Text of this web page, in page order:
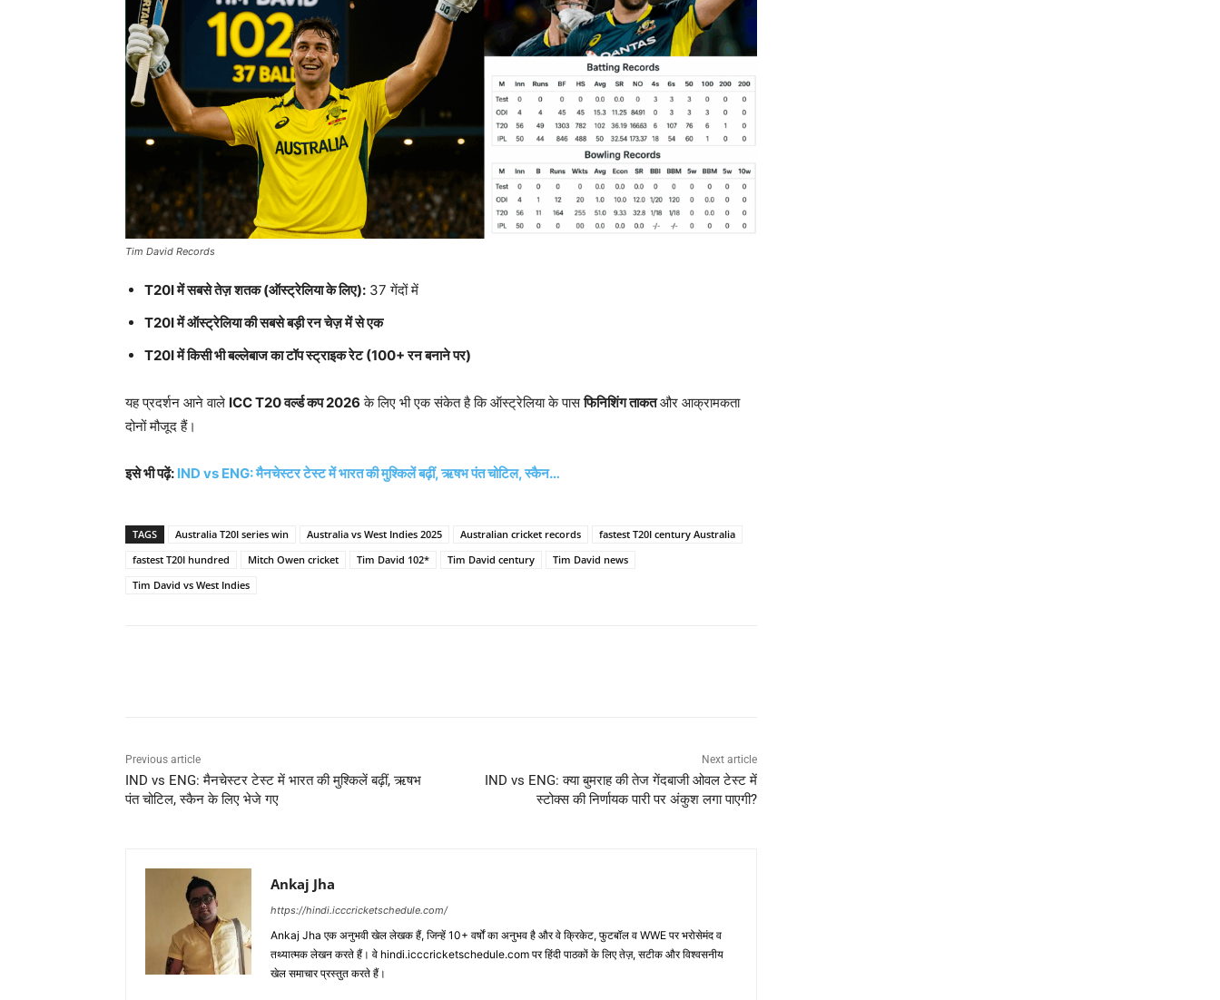
Tim David Records
T20Iमें सबसे तेज़ शतक (ऑस्ट्रेलिया के लिए): 37 गेंदों में
T20Iमें ऑस्ट्रेलिया की सबसे बड़ी रन चेज़ में से एक
T20Iमें किसी भी बल्लेबाज का टॉप स्ट्राइक रेट (100+रन बनाने पर)
यह प्रदर्शन आने वाले ICC T20वर्ल्ड कप 2026 के लिए भी एक संकेत है कि ऑस्ट्रेलिया के पासफिनिशिंग ताकतऔर आक्रामकता
दोनों मौजूद हैं।
इसे भी पढ़ें: IND vs ENG: मैनचेस्टर टेस्ट में भारत की मुश्किलें बढ़ीं, ऋषभ पंत चोटिल, स्कैन…
TAGS Australia T20I series win Australia vs West Indies 2025 Australian cricket records
fastest T20I century Australia
fastest T20I hundred
Mitch Owen cricket Tim David 102* Tim David century
Tim David news
Tim David vs West Indies
Previous article
IND vs ENG: मैनचेस्टर टेस्ट में भारत की मुश्किलें बढ़ीं, ऋषभ
पंत चोटिल, स्कैन के लिए भेजे गए
Next article
IND vs ENG: क्या बुमराह की तेज गेंदबाजी ओवल टेस्ट में
स्टोक्स की निर्णायक पारी पर अंकुश लगा पाएगी?
Ankaj Jha
https://hindi.icccricketschedule.com/
Ankaj Jha एक अनुभवी खेल लेखक हैं, जिन्हें 10+ वर्षों का अनुभव है और वे क्रिकेट, फुटबॉल व WWE पर भरोसेमंद व
तथ्यात्मक लेखन करते हैं। वे hindi.icccricketschedule.com पर हिंदी पाठकों के लिए तेज़, सटीक और विश्वसनीय
खेल समाचार प्रस्तुत करते हैं।